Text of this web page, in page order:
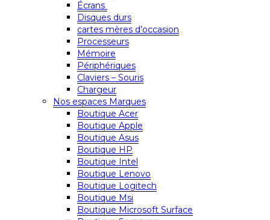
Écrans
Disques durs
cartes mères d’occasion
Processeurs
Mémoire
Périphériques
Claviers – Souris
Chargeur
Nos espaces Marques
Boutique Acer
Boutique Apple
Boutique Asus
Boutique HP
Boutique Intel
Boutique Lenovo
Boutique Logitech
Boutique Msi
Boutique Microsoft Surface